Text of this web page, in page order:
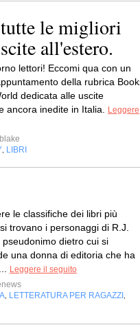
le migliori
all'estero.
lettori! Eccomi qua con un
della rubrica
dedicata alle uscite
ancora inedite in Italia.
Leggere
LIBRI
le classifiche dei libri più
trovano i personaggi di R.J.
pseudonimo dietro cui si
una donna di editoria che ha
Leggere il seguito
LETTERATURA PER RAGAZZI